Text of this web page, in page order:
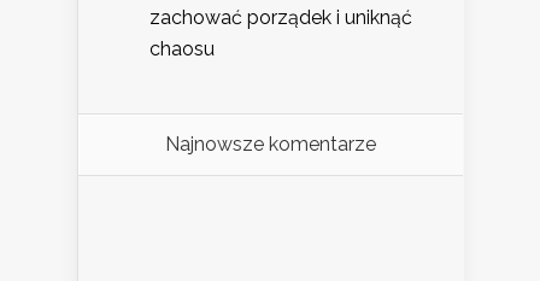
zachować porządek i uniknąć
chaosu
Najnowsze komentarze